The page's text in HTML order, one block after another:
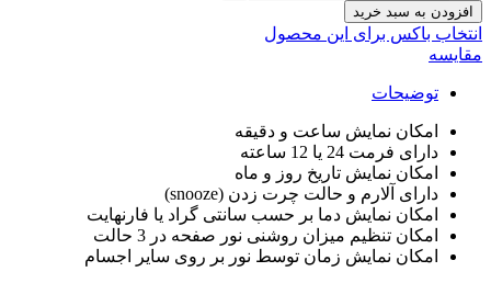
افزودن به سبد خرید
انتخاب باکس برای این محصول
مقایسه
توضیحات
امکان نمایش ساعت و دقیقه
دارای فرمت 24 یا 12 ساعته
امکان نمایش تاریخ روز و ماه
دارای آلارم و حالت چرت زدن (snooze)
امکان نمایش دما بر حسب سانتی گراد یا فارنهایت
امکان تنظیم میزان روشنی نور صفحه در 3 حالت
امکان نمایش زمان توسط نور بر روی سایر اجسام